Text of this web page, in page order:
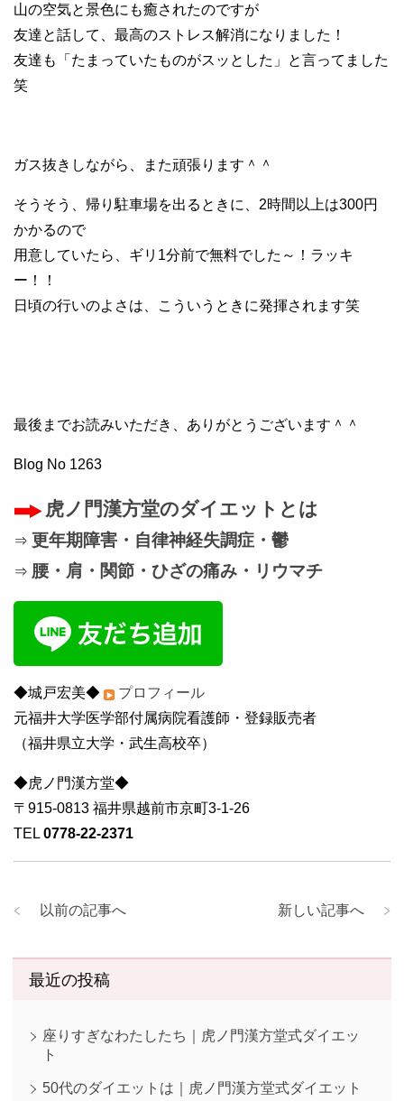
山の空気と景色にも癒されたのですが
友達と話して、最高のストレス解消になりました！
友達も「たまっていたものがスッとした」と言ってました
笑
ガス抜きしながら、また頑張ります＾＾
そうそう、帰り駐車場を出るときに、2時間以上は300円
かかるので
用意していたら、ギリ1分前で無料でした～！ラッキ
ー！！
日頃の行いのよさは、こういうときに発揮されます笑
最後までお読みいただき、ありがとうございます＾＾
Blog No 1263
虎ノ門漢方堂のダイエットとは
⇒ 更年期障害・自律神経失調症・鬱
⇒ 腰・肩・関節・ひざの痛み・リウマチ
◆城戸宏美◆
プロフィール
元福井大学医学部付属病院看護師・登録販売者
（福井県立大学・武生高校卒）
◆虎ノ門漢方堂◆
〒915-0813 福井県越前市京町3-1-26
TEL 0778-22-2371
新しい記事へ
以前の記事へ
最近の投稿
座りすぎなわたしたち｜虎ノ門漢方堂式ダイエッ
ト
50代のダイエットは｜虎ノ門漢方堂式ダイエット